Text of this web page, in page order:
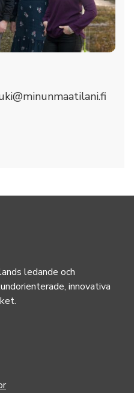
ledande och
innovativa